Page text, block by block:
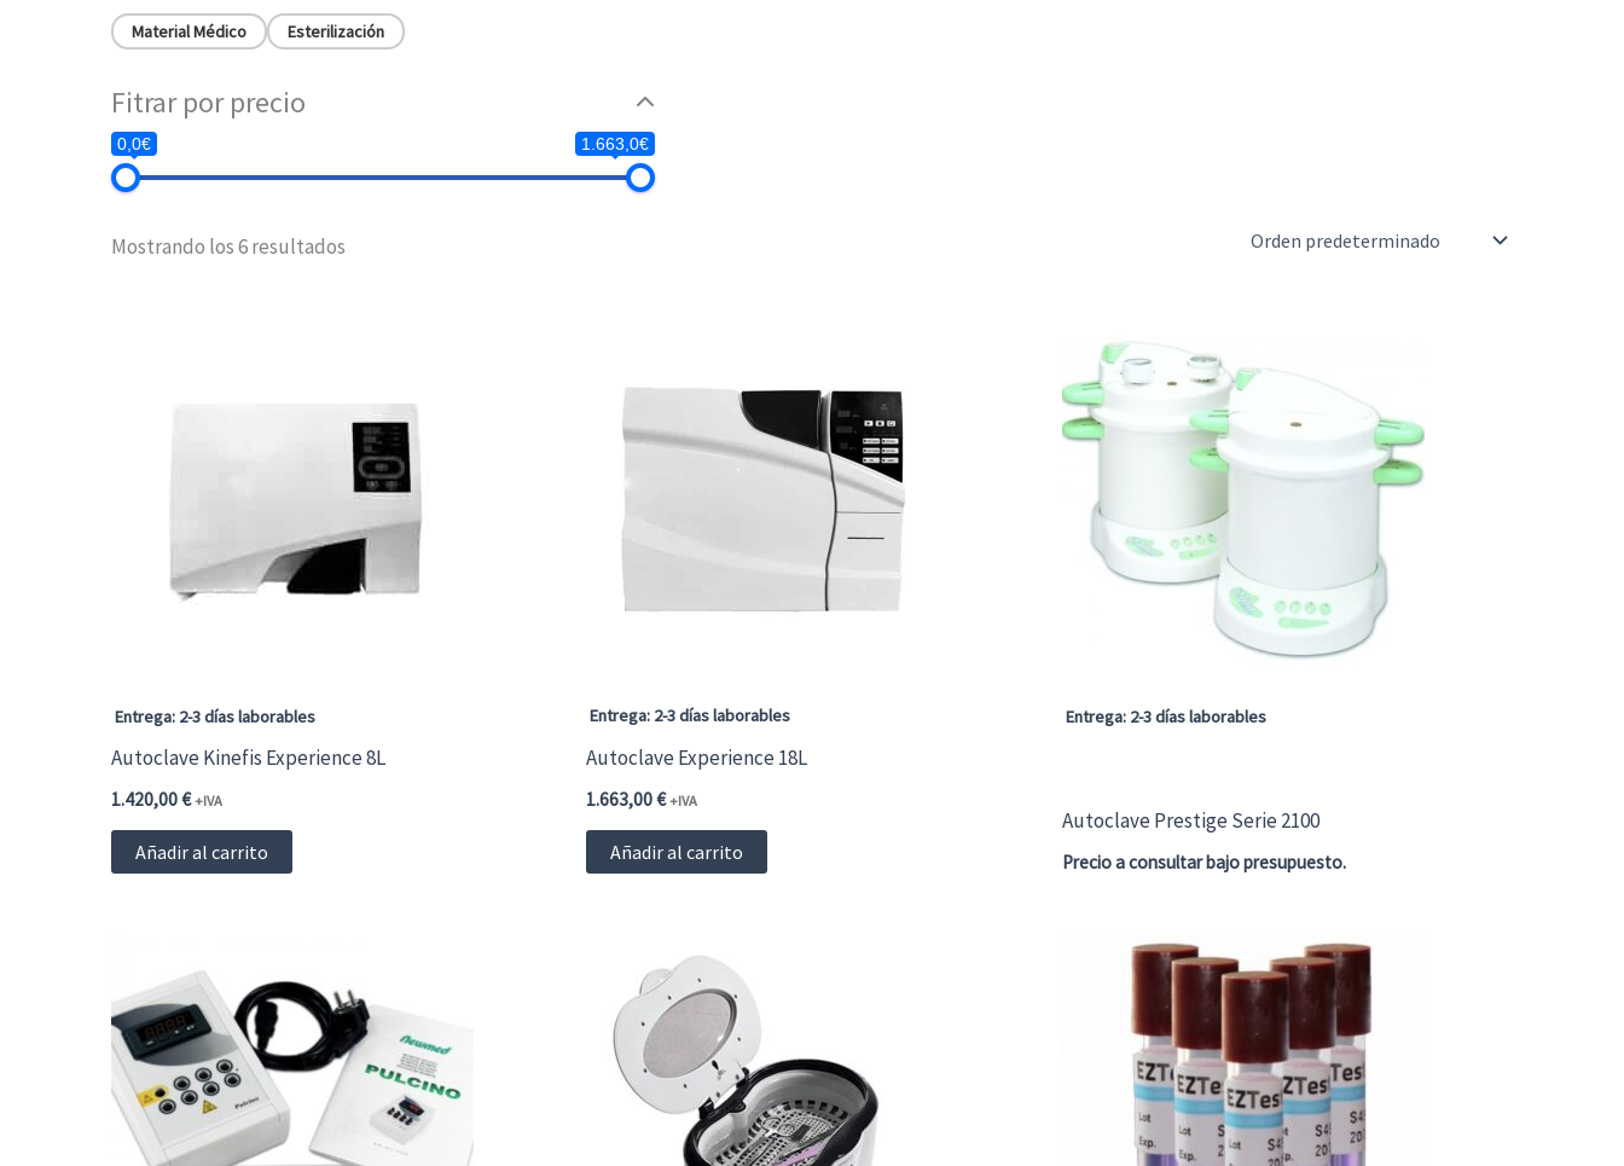
Material Médico Esterilización
Fitrar por precio
0,0€ 1.663,0€
Mostrando los 6 resultados
Entrega: 2-3 días laborables
Autoclave Kinefis Experience 8L
1.420,00€ +IVA
Añadir al carrito
Entrega: 2-3 días laborables
Autoclave Experience 18L
1.663,00€ +IVA
Añadir al carrito
Entrega: 2-3 días laborables
Autoclave Prestige Serie 2100
Precio a consultar bajo presupuesto.
producto
múltiples
variantes.
opciones